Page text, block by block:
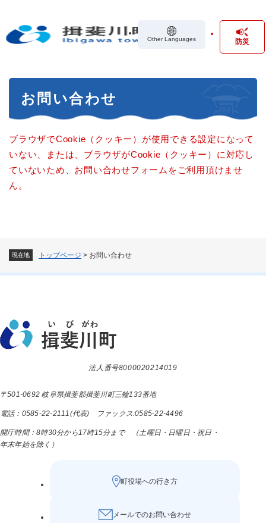
の
Other Languages 防災
現在地 トップページ > お問い合わせ
お問い合わせ
ブラウザでCookie（クッキー）が使用できる設定になって
いない、または、ブラウザがCookie（クッキー）に対応し
ていないため、お問い合わせフォームをご利用頂けませ
ん。
法人番号8000020214019
〒501-0692 岐阜県揖斐郡揖斐川町三輪133番地
電話：0585-22-2111(代表) ファックス:0585-22-4496
開庁時間：8時30分から17時15分まで （土曜日・日曜日・祝日・
年末年始を除く）
町役場への行き方
メールでのお問い合わせ